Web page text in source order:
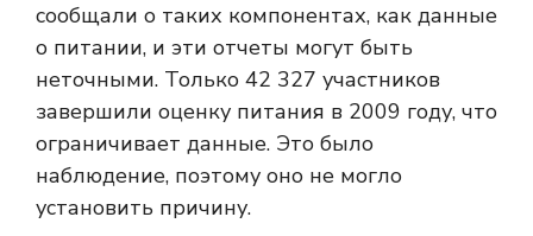
сообщали о таких компонентах, как данные
о питании, и эти отчеты могут быть
неточными. Только 42 327 участников
завершили оценку питания в 2009 году, что
ограничивает данные. Это было
наблюдение, поэтому оно не могло
установить причину.